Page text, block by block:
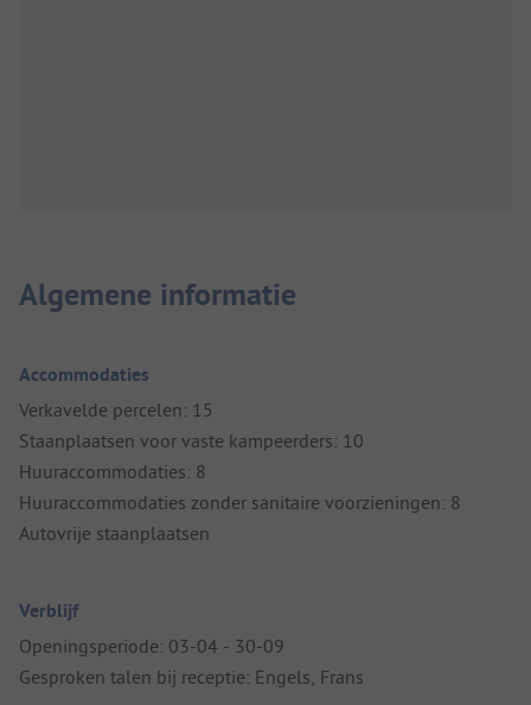
Algemene informatie
Accommodaties
Verkavelde percelen: 15
Staanplaatsen voor vaste kampeerders: 10
Huuraccommodaties: 8
Huuraccommodaties zonder sanitaire voorzieningen: 8
Autovrije staanplaatsen
Verblijf
Openingsperiode: 03-04 - 30-09
Gesproken talen bij receptie: Engels, Frans